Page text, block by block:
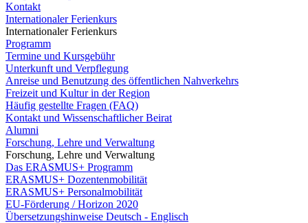
Kontakt
Internationaler Ferienkurs
Internationaler Ferienkurs
Programm
Termine und Kursgebühr
Unterkunft und Verpflegung
Anreise und Benutzung des öffentlichen Nahverkehrs
Freizeit und Kultur in der Region
Häufig gestellte Fragen (FAQ)
Kontakt und Wissenschaftlicher Beirat
Alumni
Forschung, Lehre und Verwaltung
Forschung, Lehre und Verwaltung
Das ERASMUS+ Programm
ERASMUS+ Dozentenmobilität
ERASMUS+ Personalmobilität
EU-Förderung / Horizon 2020
Übersetzungshinweise Deutsch - Englisch